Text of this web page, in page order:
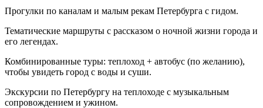
Прогулки по каналам и малым рекам Петербурга с гидом.
Тематические маршруты с рассказом о ночной жизни города и
его легендах.
Комбинированные туры: теплоход + автобус (по желанию),
чтобы увидеть город с воды и суши.
Экскурсии по Петербургу на теплоходе с музыкальным
сопровождением и ужином.